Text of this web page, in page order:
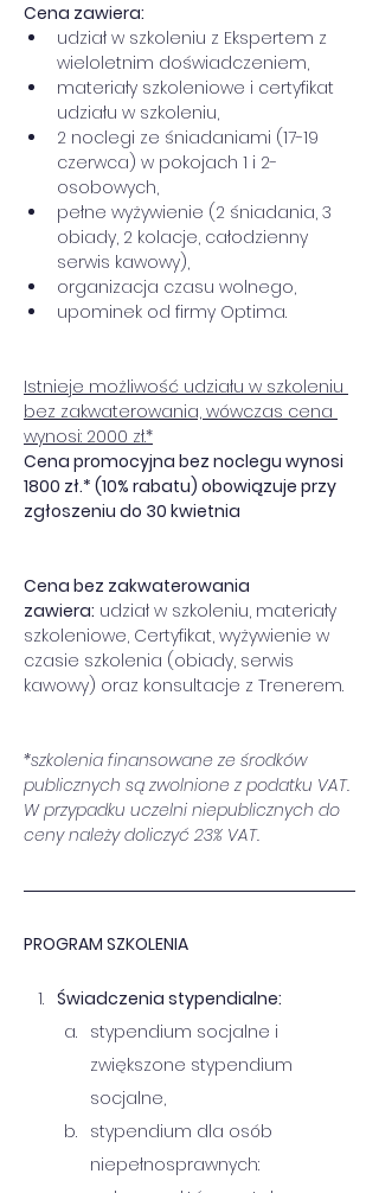
Cena zawiera:
udział w szkoleniu z Ekspertem z
wieloletnim doświadczeniem,
materiały szkoleniowe i certyfikat
udziału w szkoleniu,
2 noclegi ze śniadaniami (17-19
czerwca) w pokojach 1 i 2-
osobowych,
pełne wyżywienie (2 śniadania, 3
obiady, 2 kolacje, całodzienny
serwis kawowy),
organizacja czasu wolnego,
upominek od firmy Optima.
Istnieje możliwość udziału w szkoleniu
bez zakwaterowania, wówczas cena
wynosi: 2000 zł.*
Cena promocyjna bez noclegu wynosi
1800 zł.* (10% rabatu) obowiązuje przy
zgłoszeniu do 30 kwietnia
Cena bez zakwaterowania
zawiera: udział w szkoleniu, materiały
szkoleniowe, Certyfikat, wyżywienie w
czasie szkolenia (obiady, serwis
kawowy) oraz konsultacje z Trenerem.
*szkolenia finansowane ze środków
publicznych są zwolnione z podatku VAT.
W przypadku uczelni niepublicznych do
ceny należy doliczyć 23% VAT.
PROGRAM SZKOLENIA
Świadczenia stypendialne:
stypendium socjalne i
zwiększone stypendium
socjalne,
stypendium dla osób
niepełnosprawnych: